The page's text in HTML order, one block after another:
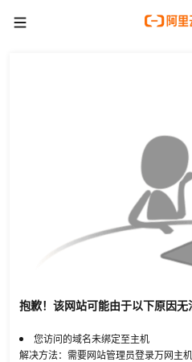
抱歉！该网站可能由于以下原因无
您访问的域名未绑定至主机
解决方法：需要网站管理员登录万网主